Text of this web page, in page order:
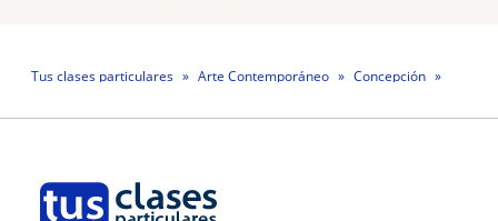
Tus clases particulares Arte Contemporáneo
Concepción